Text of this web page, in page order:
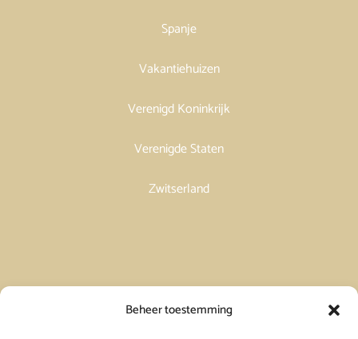
Beheer toestemming
Spanje
Vakantiehuizen
Verenigd Koninkrijk
Verenigde Staten
Zwitserland